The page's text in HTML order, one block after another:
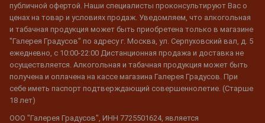
публичной офертой. Наши специалисты проконсультируют Вас о
ценах на товар и условиях продаж. Уведомляем, что алкогольная
и табачная продукция может быть приобретена только в магазине
"Галерея Градусов" по адресу г. Москва, ул. Серпуховский вал, д. 5
ежедневно, с 10:00-22:00 Дистанционная продажа и доставка не
осуществляется. Алкогольная и табачная продукция может быть
получена и оплачена на кассе магазина Галерея Градусов. При
себе иметь паспорт подтверждающий совершеннолетие. (Старше
18 лет)
ООО "Галерея Градусов", ИНН 7725501624, является